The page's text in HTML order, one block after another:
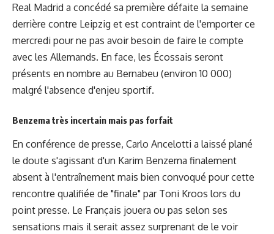
Real Madrid a concédé sa première défaite la semaine
derrière contre Leipzig et est contraint de l'emporter ce
mercredi pour ne pas avoir besoin de faire le compte
avec les Allemands. En face, les Écossais seront
présents en nombre au Bernabeu (environ 10 000)
malgré l'absence d'enjeu sportif.
Benzema très incertain mais pas forfait
En conférence de presse, Carlo Ancelotti a laissé plané
le doute s'agissant d'un Karim Benzema finalement
absent à l'entraînement mais bien convoqué pour cette
rencontre qualifiée de "finale" par Toni Kroos lors du
point presse. Le Français jouera ou pas selon ses
sensations mais il serait assez surprenant de le voir